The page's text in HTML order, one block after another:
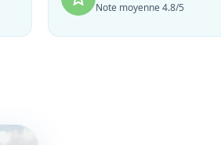
Note moyenne 4.8/5